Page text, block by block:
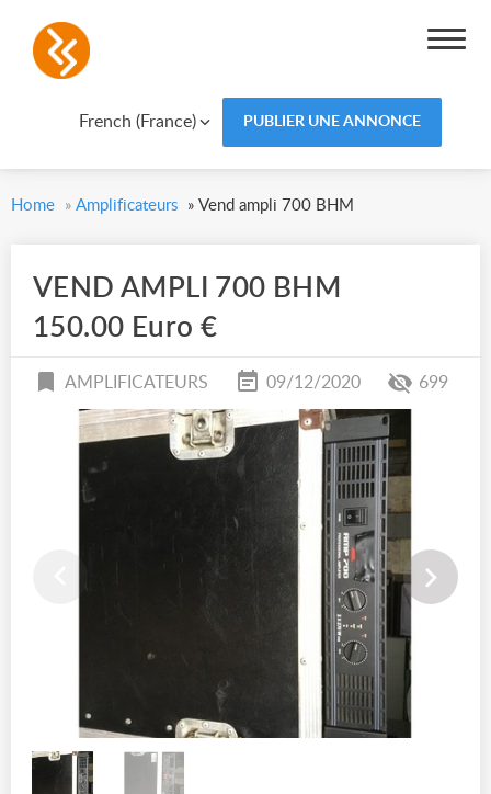
French (France) PUBLIER UNE ANNONCE
Home » Amplificateurs » Vend ampli 700 BHM
VEND AMPLI 700 BHM
150.00 Euro €
AMPLIFICATEURS 09/12/2020 699